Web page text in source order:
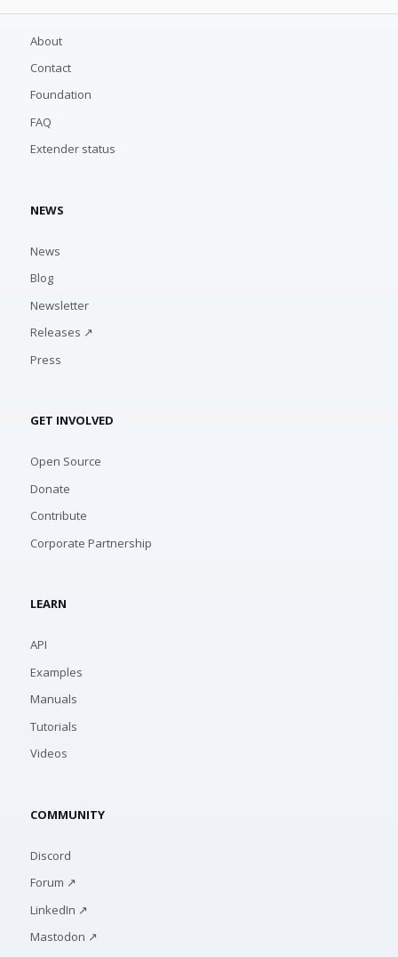
About
Contact
Foundation
FAQ
Extender status
NEWS
News
Blog
Newsletter
Releases ↗
Press
GET INVOLVED
Open Source
Donate
Contribute
Corporate Partnership
LEARN
API
Examples
Manuals
Tutorials
Videos
COMMUNITY
Discord
Forum ↗
LinkedIn ↗
Mastodon ↗